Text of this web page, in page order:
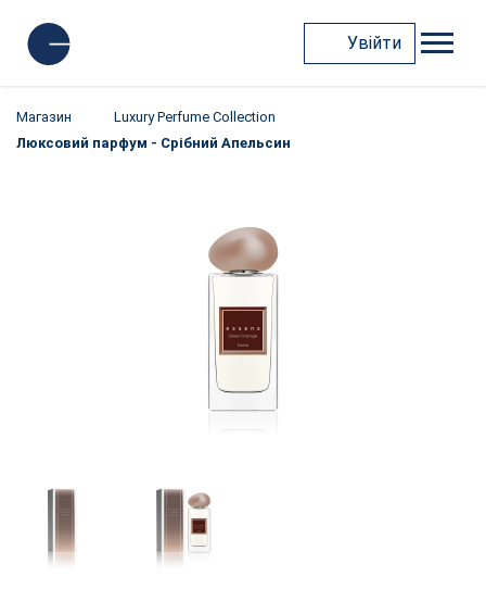
Увійти
Магазин
Luxury Perfume Collection
Люксовий парфум - Срібний Апельсин